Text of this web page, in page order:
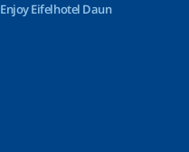
Enjoy Eifelhotel Daun